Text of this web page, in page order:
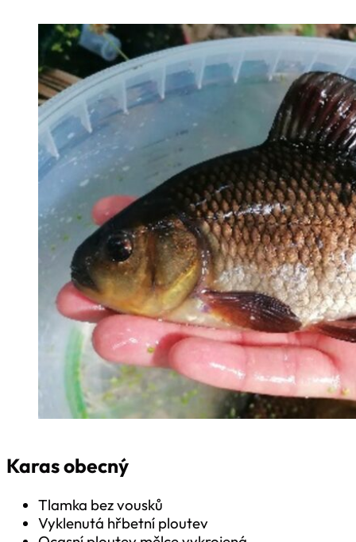
Karas obecný
Tlamka bez vousků
Vyklenutá hřbetní ploutev